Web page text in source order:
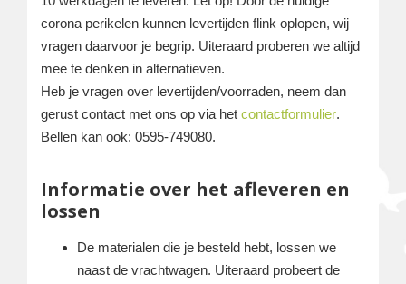
corona perikelen kunnen levertijden flink oplopen, wij
vragen daarvoor je begrip. Uiteraard proberen we altijd
mee te denken in alternatieven.
Heb je vragen over levertijden/voorraden, neem dan
gerust contact met ons op via het contactformulier.
Bellen kan ook: 0595-749080.
Informatie over het afleveren en
lossen
De materialen die je besteld hebt, lossen we
naast de vrachtwagen. Uiteraard probeert de